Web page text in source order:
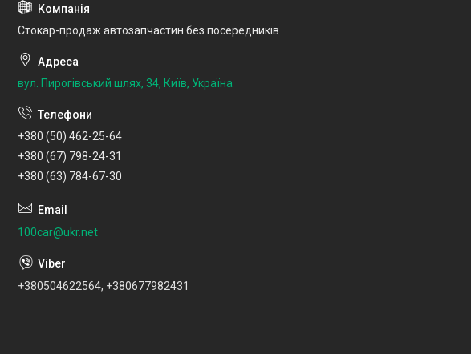
Стокар-продаж автозапчастин без посередників
вул. Пирогівський шлях, 34, Київ, Україна
+380 (50) 462-25-64
+380 (67) 798-24-31
+380 (63) 784-67-30
100car@ukr.net
+380504622564, +380677982431